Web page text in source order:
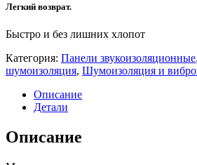
Легкий возврат.
Быстро и без лишних хлопот
Категория: Панели звукоизоляционные,
шумоизоляция, Шумоизоляция и
Описание
Детали
Описание